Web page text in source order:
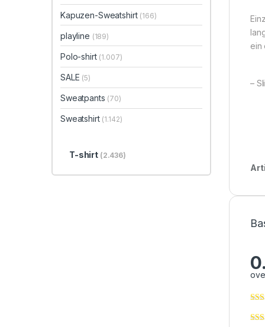
ein
–
Kapuzen-Sweatshirt (166)
playline (189)
Polo-shirt (1.007)
SALE (5)
Sweatpants (70)
Sweatshirt (1.142)
T-shirt (2.436)